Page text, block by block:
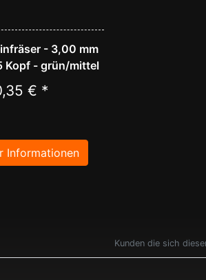
- 3,00 mm
Kopf - grün/mittel
€ *
Informationen
Kunden die sich